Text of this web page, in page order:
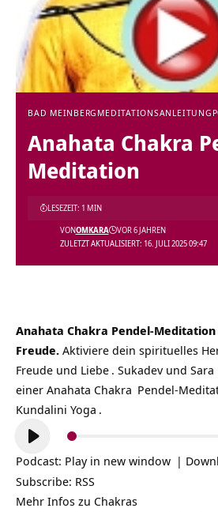
BAD MEINBERG MEDITATIONSANLEITUNG
Anahata Chakra
Meditation
ZULETZT AKTUALISIERT: 16. JULI 2025 09:47
VONOMKARA VOR 6 JAHREN
LESEZEIT: 1 MIN
Anahata Chakra Pendel-
Freude. Aktiviere dein spirituelles
Freude und Liebe . Sukadev und
einer Anahata Chakra Pendel-
Kundalini Yoga .
Audio-
Player
Podcast: Play in new window |
Subscribe: RSS
Mehr Infos zu Chakras